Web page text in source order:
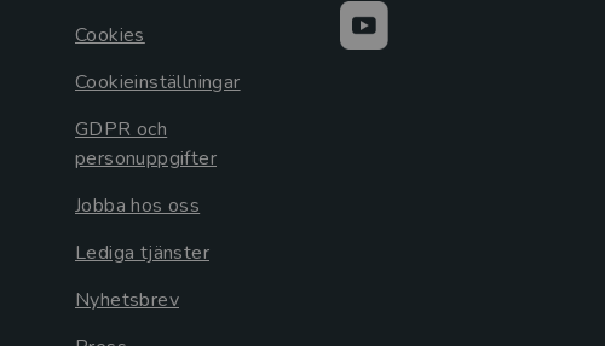
Cookies
Cookieinställningar
GDPR och
personuppgifter
Jobba hos oss
Lediga tjänster
Nyhetsbrev